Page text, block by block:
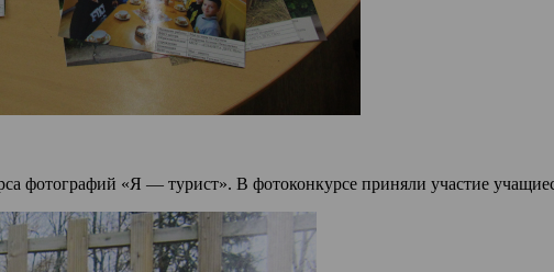
фотографий «Я — турист». В фотоконкурсе приняли участие